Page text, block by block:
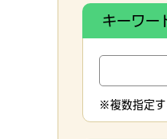
キーワー
※複数指定す